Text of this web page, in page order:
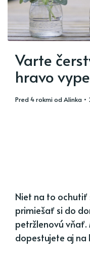
Varte
hravo
pred 4 rokmiodAlinka •
Niet na to ochutiť
primiešať si do
petržlenovú vňať.
dopestujete aj